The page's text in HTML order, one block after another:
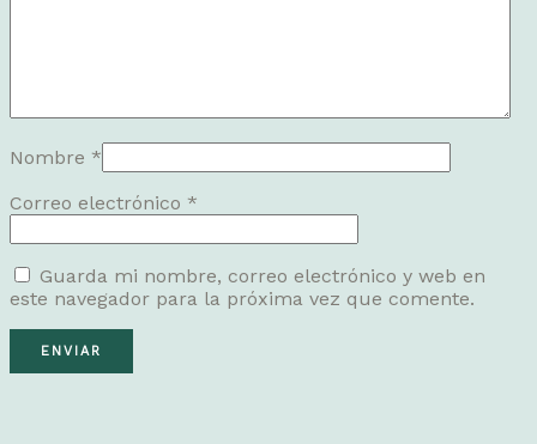
Nombre *
Correo electrónico *
Guarda mi nombre, correo electrónico y web en
este navegador para la próxima vez que comente.